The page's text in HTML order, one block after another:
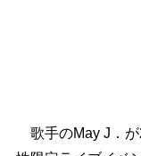
歌手のMay J．が